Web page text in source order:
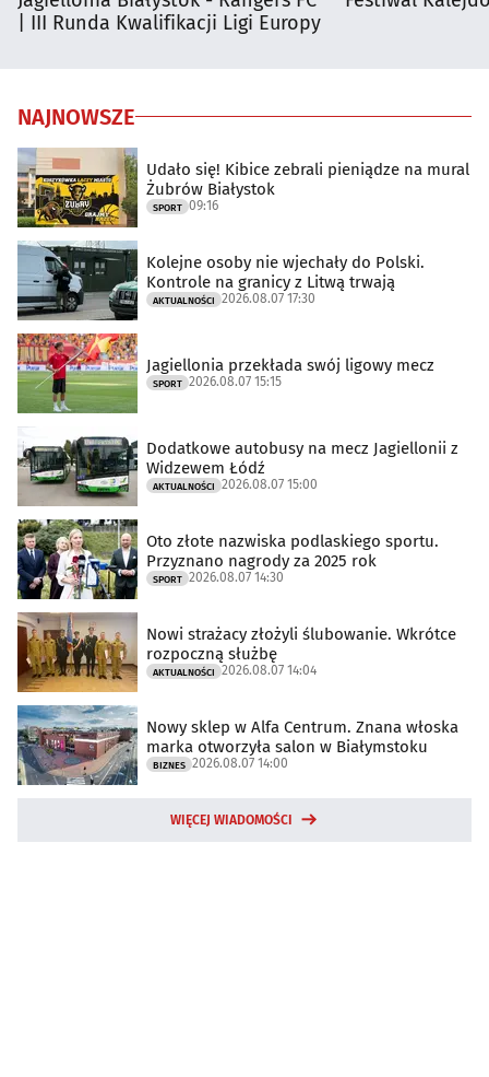
| III Runda Kwalifikacji Ligi Europy
NAJNOWSZE
Udało się! Kibice zebrali pieniądze na mural
Żubrów Białystok
SPORT 09:16
Kolejne osoby nie wjechały do Polski.
Kontrole na granicy z Litwą trwają
AKTUALNOŚCI 2026.08.07 17:30
Jagiellonia przekłada swój ligowy mecz
SPORT 2026.08.07 15:15
Dodatkowe autobusy na mecz Jagiellonii z
Widzewem Łódź
AKTUALNOŚCI 2026.08.07 15:00
Oto złote nazwiska podlaskiego sportu.
Przyznano nagrody za 2025 rok
SPORT 2026.08.07 14:30
Nowi strażacy złożyli ślubowanie. Wkrótce
rozpoczną służbę
AKTUALNOŚCI 2026.08.07 14:04
Nowy sklep w Alfa Centrum. Znana włoska
marka otworzyła salon w Białymstoku
BIZNES 2026.08.07 14:00
WIĘCEJ WIADOMOŚCI